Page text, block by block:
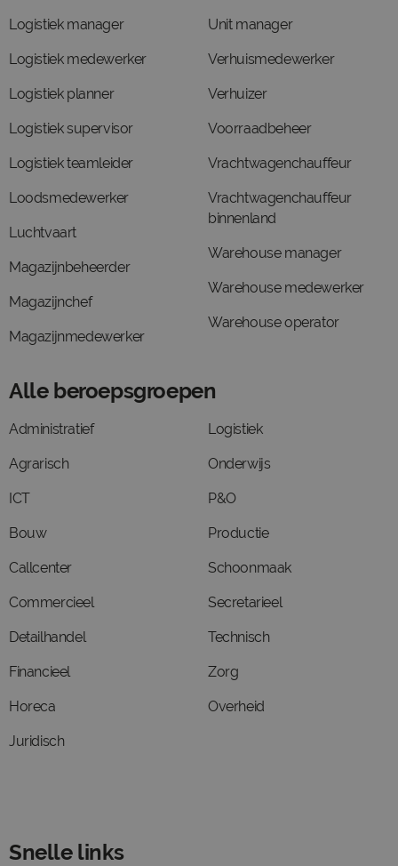
Logistiek manager
Logistiek medewerker
Logistiek planner
Logistiek supervisor
Logistiek teamleider
Loodsmedewerker
Luchtvaart
Magazijnbeheerder
Magazijnchef
Magazijnmedewerker
Unit manager
Verhuismedewerker
Verhuizer
Voorraadbeheer
Vrachtwagenchauffeur
Vrachtwagenchauffeur
binnenland
Warehouse manager
Warehouse medewerker
Warehouse operator
Alle beroepsgroepen
Administratief
Agrarisch
ICT
Bouw
Callcenter
Commercieel
Detailhandel
Financieel
Horeca
Juridisch
Logistiek
Onderwijs
P&O
Productie
Schoonmaak
Secretarieel
Technisch
Zorg
Overheid
Snelle links